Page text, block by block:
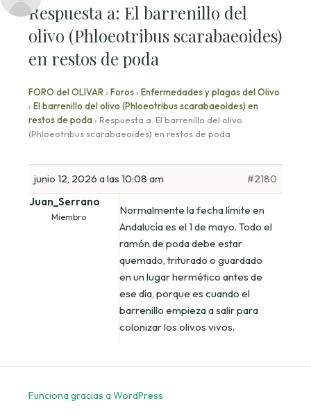
Respuesta a: El barrenillo del
olivo (Phloeotribus scarabaeoides)
en restos de poda
FORO del OLIVAR › Foros › Enfermedades y plagas del Olivo
› El barrenillo del olivo (Phloeotribus scarabaeoides) en
restos de poda › Respuesta a: El barrenillo del olivo
(Phloeotribus scarabaeoides) en restos de poda
junio 12, 2026 a las 10:08 am
#2180
Juan_Serrano
Miembro
Normalmente la fecha límite en
Andalucía es el 1 de mayo. Todo el
ramón de poda debe estar
quemado, triturado o guardado
en un lugar hermético antes de
ese día, porque es cuando el
barrenillo empieza a salir para
colonizar los olivos vivos.
Funciona gracias a WordPress